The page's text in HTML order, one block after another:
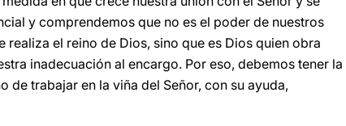
y comprendemos que no es el poder de nuestros
el reino de Dios, sino que es Dios quien obra
inadecuación al encargo. Por eso, debemos tener la
trabajar en la viña del Señor, con su ayuda,